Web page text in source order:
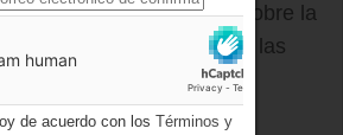
aceras de los puentes sobre la
la calle Alberca, junto a las
, en el entorno del IES
de acuerdo con los Términos y